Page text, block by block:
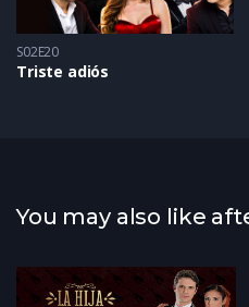
S02E20
Triste adiós
You may also like